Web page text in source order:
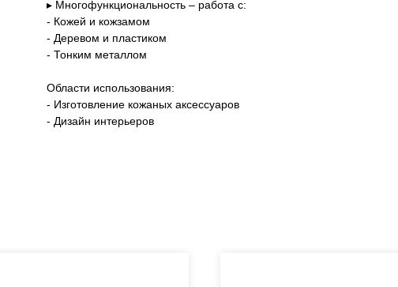
▸ Многофункциональность – работа с:
- Кожей и кожзамом
- Деревом и пластиком
- Тонким металлом
Области использования:
- Изготовление кожаных аксессуаров
- Дизайн интерьеров